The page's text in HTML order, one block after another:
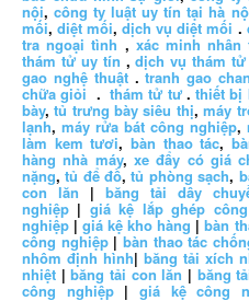
nội,công ty luật uy tín tại hà
mối,diệt mối,dịch vụ diệt mối .
tra ngoại tình ,xác minh nhân
thám tử uy tín ,dịch vụ thám
gao nghệ thuật.tranh gao
chữa giỏi .thám tử tư.thiết bị
bày,tủ trưng bày siêu thị,máy
lạnh, máy rửa bát công nghiệp,
làm kem tươi,bàn thao tác,
hàng nhà máy, xe đẩy có giá
nặng,tủ để đồ,tủ phòng sạch,
con lăn | băng tải dây
nghiệp | giá kệ lắp ghép
nghiệp |giá kệ kho hàng |bàn
công nghiệp|bàn thao tác
nhôm định hình| băng tải xích
nhiệt |băng tải con lăn | băng
công nghiệp|giá kệ công